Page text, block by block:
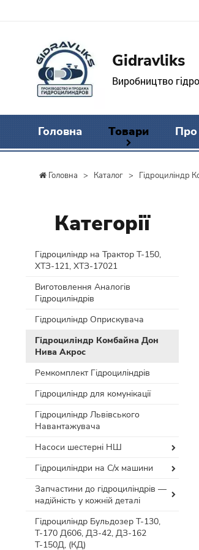
Gidravliks
Виробництво
Головна Товари Про
Головна > Каталог > Гідроциліндр
Категорії
Гідроциліндр на Трактор Т-150,
ХТЗ-121, ХТЗ-17021
Виготовлення Аналогів
Гідроциліндрів
Гідроциліндр Оприскувача
Гідроциліндр Комбайна Дон
Нива Акрос
Ремкомплект Гідроциліндрів
Гідроциліндр для комунікації
Гідроциліндр Львівського
Навантажувача
Насоси шестерні НШ
Гідроциліндри на С/х машини
Запчастини до гідроциліндрів —
надійність у кожній деталі
Гідроциліндр Бульдозер Т-130,
Т-170 Д606, ДЗ-42, ДЗ-162
Т-150Д, (КД)